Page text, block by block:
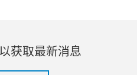
获取最新消息